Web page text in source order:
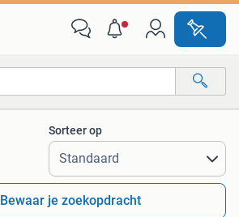
Alle afstanden…
Sorteer op
Bewaar je zoekopdracht